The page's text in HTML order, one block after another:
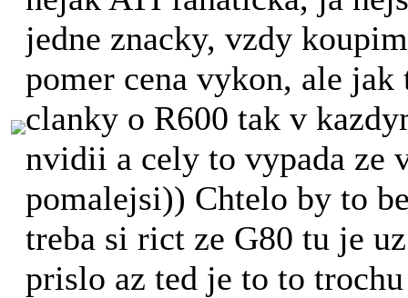
jedne znacky, vzdy
pomer cena vykon, ale
clanky o R600 tak v
nvidii a cely to vypada ze
pomalejsi)) Chtelo by to
treba si rict ze G80 tu je
prislo az ted je to to